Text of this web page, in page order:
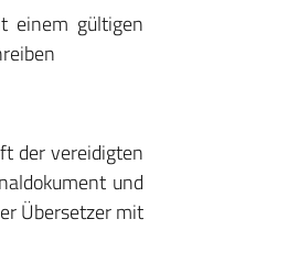
einem gültigen
der vereidigten
und
Übersetzer mit